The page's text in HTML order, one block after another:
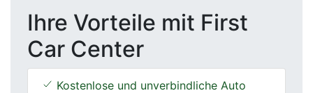
Ihre Vorteile mit First
Car Center
Kostenlose und unverbindliche Auto